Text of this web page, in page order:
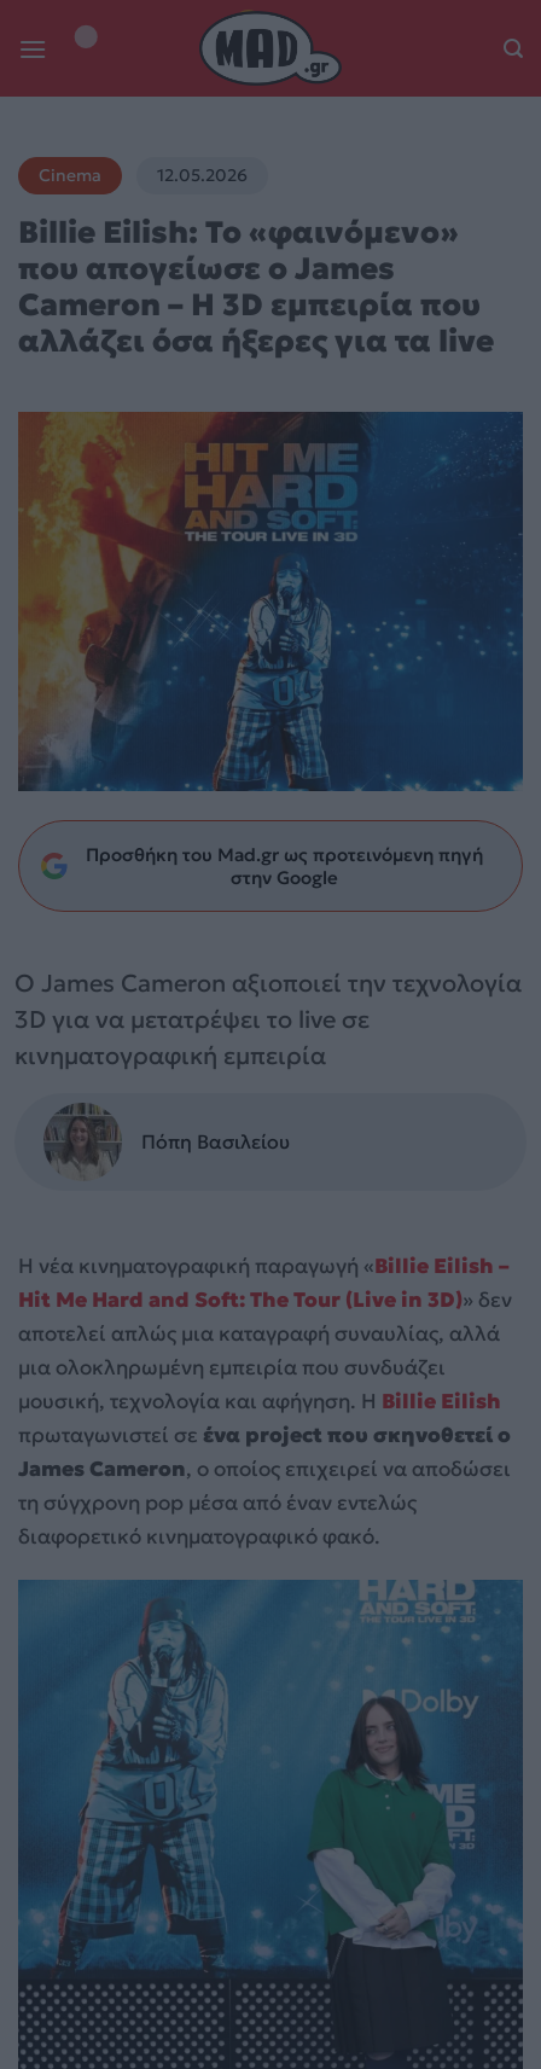
Cinema 12.05.2026
Billie Eilish: Το «φαινόμενο»
που απογείωσε ο James
Cameron – Η 3D εμπειρία που
αλλάζει όσα ήξερες για τα live
Προσθήκη του Mad.gr ως προτεινόμενη πηγή
στην Google
Ο James Cameron αξιοποιεί την τεχνολογία
3D για να μετατρέψει το live σε
κινηματογραφική εμπειρία
Πόπη Βασιλείου
Η νέα κινηματογραφική παραγωγή «Billie Eilish –
Hit Me Hard and Soft: The Tour (Live in 3D)» δεν
αποτελεί απλώς μια καταγραφή συναυλίας, αλλά
μια ολοκληρωμένη εμπειρία που συνδυάζει
μουσική, τεχνολογία και αφήγηση. Η Billie Eilish
πρωταγωνιστεί σε ένα project που σκηνοθετεί ο
James Cameron, ο οποίος επιχειρεί να αποδώσει
τη σύγχρονη pop μέσα από έναν εντελώς
διαφορετικό κινηματογραφικό φακό.